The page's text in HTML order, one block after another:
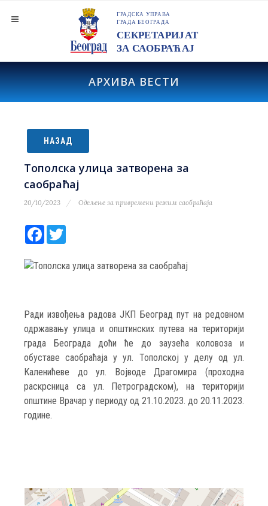
АРХИВА ВЕСТИ
НАЗАД
Тополска улица затворена за
саобраћај
20/10/2023 Одељење за привремени режим саобраћаја
Facebook
Ради извођења радова ЈКП Београд пут на редовном
одржавању улица и општинских путева на територији
града Београда доћи ће до заузећа коловоза и
обуставе саобраћаја у ул. Тополској у делу од ул.
Каленићеве до ул. Војводе Драгомира (проходна
раскрсница са ул. Петроградском), на територији
општине Врачар у периоду од 21.10.2023. до 20.11.2023.
године.